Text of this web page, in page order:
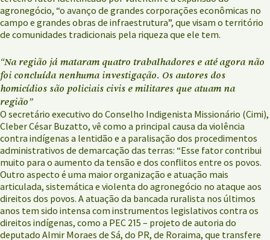
agronegócio, “o avanço de grandes corporações econômicas no
campo e grandes obras de infraestrutura”, que visam o território
de comunidades tradicionais pela riqueza que ele tem.
“Na região já mataram quatro trabalhadores e até agora não
foi concluída nenhuma investigação. Os autores dos
homicídios são policiais civis e militares que atuam na
região”
O secretário executivo do Conselho Indigenista Missionário (Cimi),
Cleber César Buzatto, vê como a principal causa da violência
contra indígenas a lentidão e a paralisação dos procedimentos
administrativos de demarcação das terras: “Esse fator contribui
muito para o aumento da tensão e dos conflitos entre os povos.
Outro aspecto é uma maior organização e atuação mais
articulada, sistemática e violenta do agronegócio no ataque aos
direitos dos povos. A atuação da bancada ruralista nos últimos
anos tem sido intensa com instrumentos legislativos contra os
direitos indígenas, como a PEC 215 – projeto de autoria do
deputado Almir Moraes de Sá, do PR, de Roraima, que transfere